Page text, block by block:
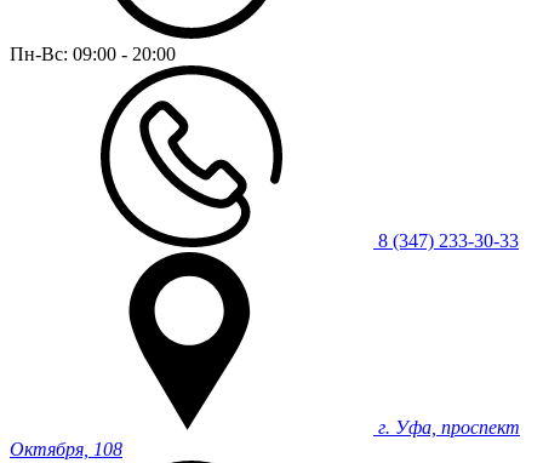
Пн-Вс: 09:00 - 20:00
8 (347) 233-30-33
г. Уфа, проспект
Октября, 108